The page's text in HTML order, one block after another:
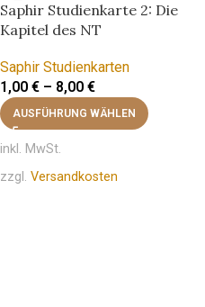
Saphir Studienkarte 2: Die
Kapitel des NT
Saphir Studienkarten
1,00 € – 8,00 €
AUSFÜHRUNG WÄHLEN
inkl. MwSt.
zzgl. Versandkosten